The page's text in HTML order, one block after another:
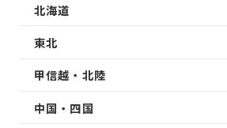
北海道
東北
甲信越・北陸
中国・四国